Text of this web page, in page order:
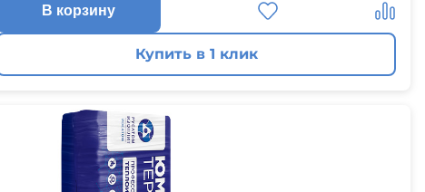
В корзину
Купить в 1 клик